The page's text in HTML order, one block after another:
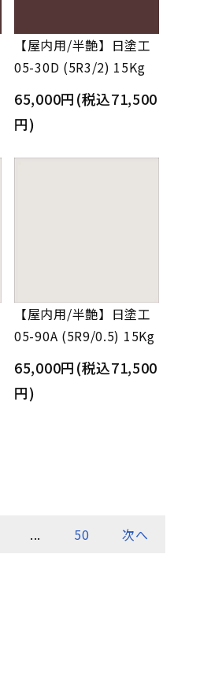
【屋内用/半艶】日塗工
05-30D (5R3/2) 15Kg
65,000円(税込71,500
円)
【屋内用/半艶】日塗工
05-90A (5R9/0.5) 15Kg
65,000円(税込71,500
円)
... 50 次へ